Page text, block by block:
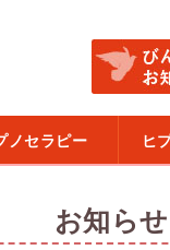
ノセラピー ヒ
お知らせ